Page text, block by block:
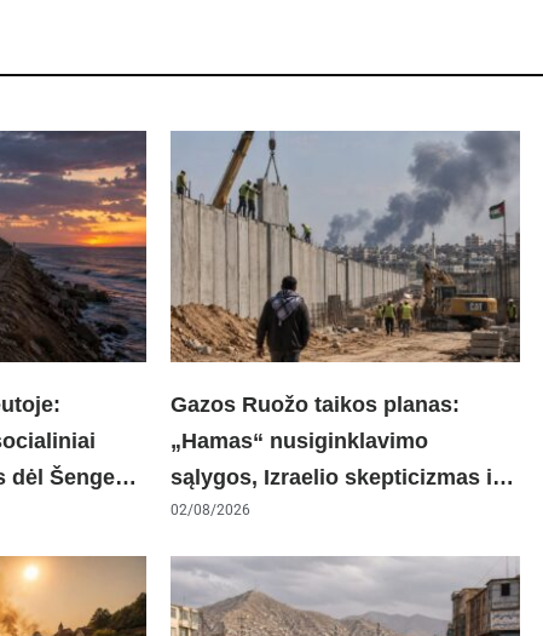
Šengeno
Gazos Ruožo taikos planas:
„Hamas“ nusiginklavimo
sąlygos, Izraelio skepticizmas ir
ES nerimas dėl sienos
02/08/2026